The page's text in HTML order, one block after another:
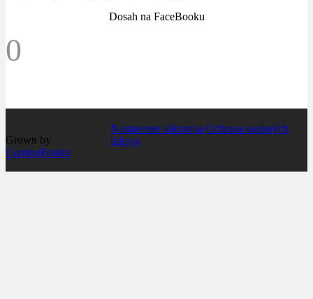
Dosah na FaceBooku
0
Grown by
ContentFruiter
Nastavenie súkromia Ochrana osobných
údajov